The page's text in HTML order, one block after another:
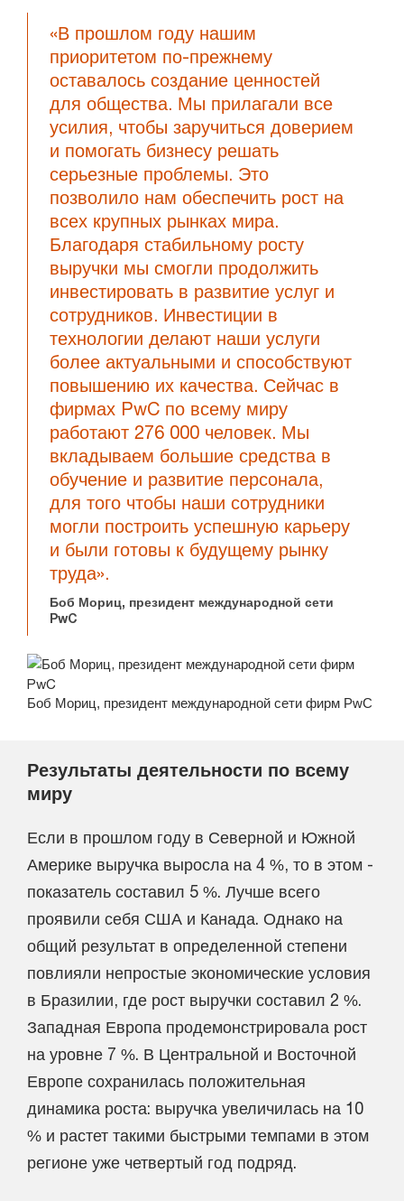
«В прошлом году нашим
приоритетом по-прежнему
оставалось создание ценностей
для общества. Мы прилагали все
усилия, чтобы заручиться доверием
и помогать бизнесу решать
серьезные проблемы. Это
позволило нам обеспечить рост на
всех крупных рынках мира.
Благодаря стабильному росту
выручки мы смогли продолжить
инвестировать в развитие услуг и
сотрудников. Инвестиции в
технологии делают наши услуги
более актуальными и способствуют
повышению их качества. Сейчас в
фирмах PwC по всему миру
работают 276 000 человек. Мы
вкладываем большие средства в
обучение и развитие персонала,
для того чтобы наши сотрудники
могли построить успешную карьеру
и были готовы к будущему рынку
труда».
Боб Мориц, президент международной сети
PwC
Боб Мориц, президент международной сети фирм PwC
Результаты деятельности по всему
миру
Если в прошлом году в Северной и Южной
Америке выручка выросла на 4 %, то в этом -
показатель составил 5 %. Лучше всего
проявили себя США и Канада. Однако на
общий результат в определенной степени
повлияли непростые экономические условия
в Бразилии, где рост выручки составил 2 %.
Западная Европа продемонстрировала рост
на уровне 7 %. В Центральной и Восточной
Европе сохранилась положительная
динамика роста: выручка увеличилась на 10
% и растет такими быстрыми темпами в этом
регионе уже четвертый год подряд.